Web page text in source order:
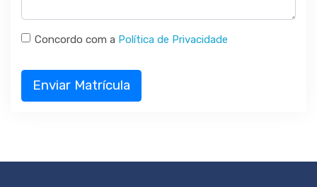
Concordo com a Política de Privacidade
Enviar Matrícula